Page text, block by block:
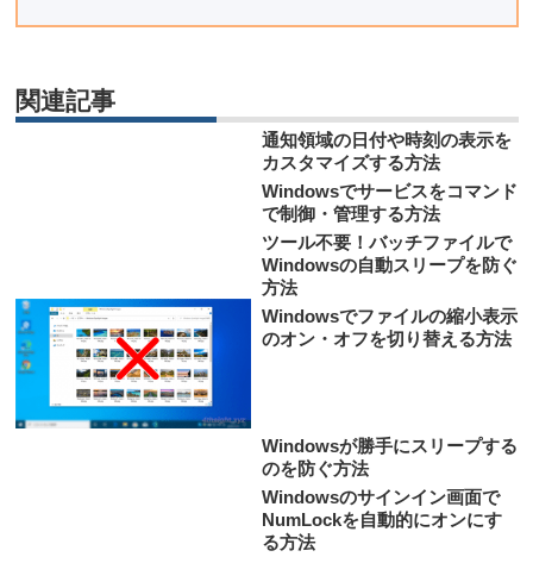
関連記事
通知領域の日付や時刻の表示を
カスタマイズする方法
Windowsでサービスをコマンド
で制御・管理する方法
ツール不要！バッチファイルで
Windowsの自動スリープを防ぐ
方法
Windowsでファイルの縮小表示
のオン・オフを切り替える方法
Windowsが勝手にスリープする
のを防ぐ方法
Windowsのサインイン画面で
NumLockを自動的にオンにす
る方法